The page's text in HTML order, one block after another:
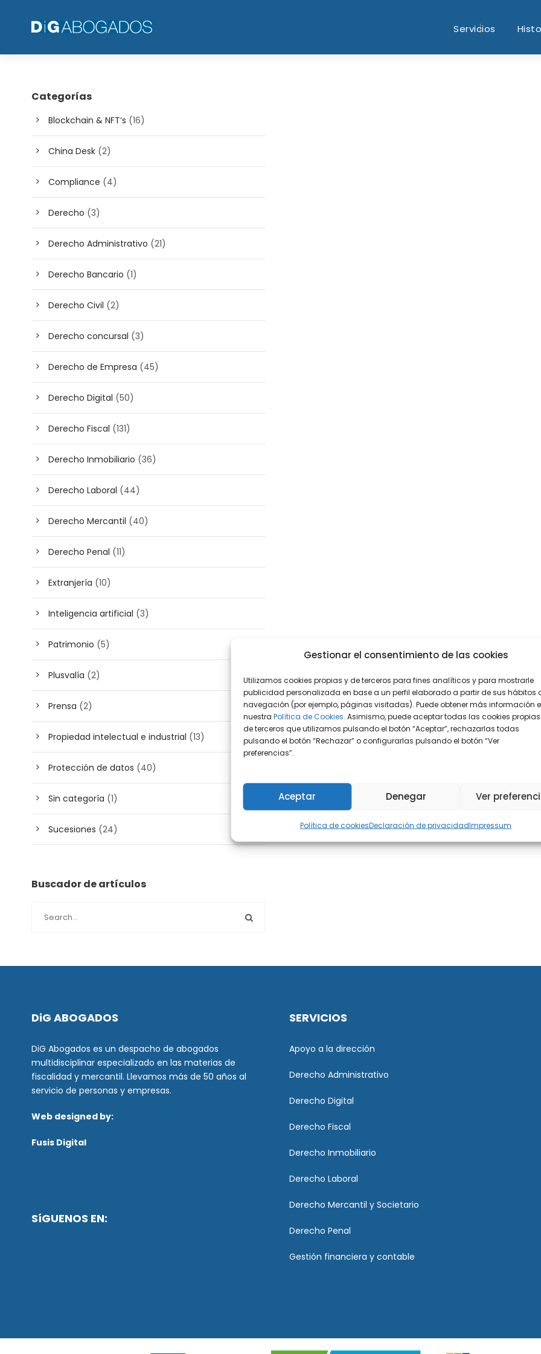
Gestionar el consentimiento de las cookies
Utilizamos cookies propias y de terceros para fines analíticos y para mostrarle
publicidad personalizada en base a un perfil elaborado a partir de sus hábitos
navegación (por ejemplo, páginas visitadas). Puede obtener más información
nuestra Política de Cookies. Asimismo, puede aceptar todas las cookies
de terceros que utilizamos pulsando el botón “Aceptar”, rechazarlas todas
pulsando el botón “Rechazar” o configurarlas pulsando el botón “Ver
preferencias”.
Aceptar Denegar Ver
Política de cookiesDeclaración de privacidadImpressum
Servicios
Categorías
Blockchain & NFT’s (16)
China Desk (2)
Compliance (4)
Derecho (3)
Derecho Administrativo (21)
Derecho Bancario (1)
Derecho Civil (2)
Derecho concursal (3)
Derecho de Empresa (45)
Derecho Digital (50)
Derecho Fiscal (131)
Derecho Inmobiliario (36)
Derecho Laboral (44)
Derecho Mercantil (40)
Derecho Penal (11)
Extranjería (10)
Inteligencia artificial (3)
Patrimonio (5)
Plusvalía (2)
Prensa (2)
Propiedad intelectual e industrial (13)
Protección de datos (40)
Sin categoría (1)
Sucesiones (24)
Buscador de artículos
DiG ABOGADOS
DiG Abogados es un despacho de abogados
multidisciplinar especializado en las materias de
fiscalidad y mercantil. Llevamos más de 50 años al
servicio de personas y empresas.
Web designed by:
Fusis Digital
SíGUENOS EN:
SERVICIOS
Apoyo a la dirección
Derecho Administrativo
Derecho Digital
Derecho Fiscal
Derecho Inmobiliario
Derecho Laboral
Derecho Mercantil y Societario
Derecho Penal
Gestión financiera y contable